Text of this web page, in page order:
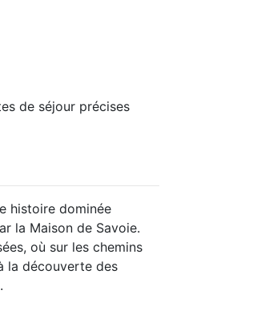
de séjour précises
histoire dominée
la Maison de Savoie.
où sur les chemins
la découverte des